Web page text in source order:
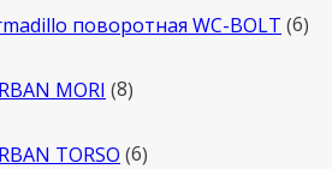
поворотная WC-BOLT 66
MORI 88
TORSO 66